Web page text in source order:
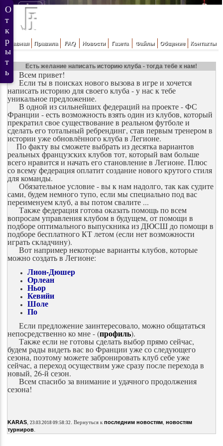
Главная Правила FAQ Новости Газета Файлы Общение Контакты
Есть желание написать историю клуба - тогда тебе к нам!
Всем привет!
Если ты в поисках нового вызова в игре и хочется
написать историю для своего клуба - у нас к тебе
уникальное предложение.
В одной из сильнейших федераций на проекте - ФС
Франции - есть возможность взять один из клубов, который
прекратил свое существование в реальном футболе и
сделать его тотальный ребрендинг, став первым тренером в
истории уже обновлённого клуба в Легионе.
По факту вы сможете выбрать из десятка вариантов
реальных французских клубов тот, который вам больше
всего нравится и начать его становление в Легионе. Плюс
со всему федерация оплатит создание нового крутого стиля
для команды.
Обязательное условие - вы к нам надолго, так как судите
сами, будем немного тупо, если мы специально под вас
переименуем клуб, а вы потом свалите ...
Также федерация готова оказать помощь по всем
вопросам управления клубом в будущем, от помощи в
подборе оптимального выпускника из ДЮСШ до помощи в
подборе бесплатного КТ летом (если нет возможности
играть складчину).
Вот например некоторые варианты клубов, которые
можно создать в Легионе:
Лион-Дюшер
Орлеан
Ньор
Кевийи
Шоле
По
Если предложение заинтересовало, можно общататься
непосредственно ко мне - (профиль).
Также если не готовы сделать выбор прямо сейчас,
будем рады видеть вас во Франции уже со следующего
сезона, поэтому можете забронировать клуб себе уже
сейчас, а переход осуществим уже сразу после перехода в
новый, 26-й сезон.
Всем спасибо за внимание и удачного продолжения
сезона!
KARAS, 23.03.2018 09:58:32 . Вернуться к последним новостям, новостям
турниров.